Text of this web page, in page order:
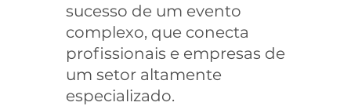
sucesso de um evento
complexo, que conecta
profissionais e empresas de
um setor altamente
especializado.